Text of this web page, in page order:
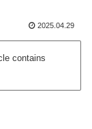
2025.04.29
contains